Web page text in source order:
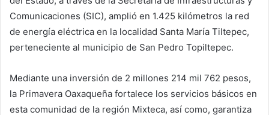
Comunicaciones (SIC), amplió en 1.425 kilómetros la red
de energía eléctrica en la localidad Santa María Tiltepec,
perteneciente al municipio de San Pedro Topiltepec.
Mediante una inversión de 2 millones 214 mil 762 pesos,
la Primavera Oaxaqueña fortalece los servicios básicos en
esta comunidad de la región Mixteca, así como, garantiza